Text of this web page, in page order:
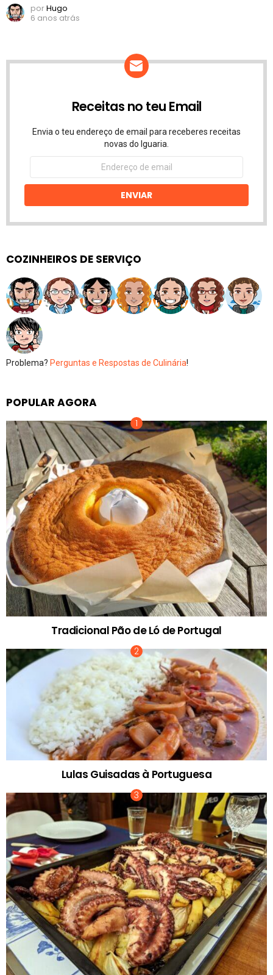
porHugo
6 anos atrás
Receitas no teu Email
Envia o teu endereço de email para receberes receitas
novas do Iguaria.
Endereço
email
ENVIAR
COZINHEIROS DE SERVIÇO
Problema? Perguntas e Respostas de Culinária!
POPULAR AGORA
Tradicional Pão de Ló de Portugal
Lulas Guisadas à Portuguesa